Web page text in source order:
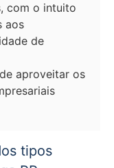
com o intuito
aos
de
aproveitar os
tipos